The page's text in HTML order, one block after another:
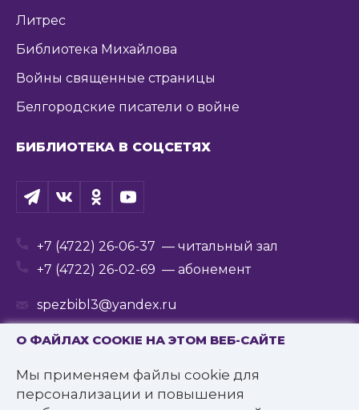
О ФАЙЛАХ COOKIE НА ЭТОМ ВЕБ-САЙТЕ
Мы применяем файлы cookie для
персонализации и повышения
Литрес
Библиотека Михайлова
Войны священные страницы
Белгородские писатели о войне
БИБЛИОТЕКА В СОЦСЕТЯХ
+7 (4722) 26-06-37 — читальный зал
+7 (4722) 26-02-69 — абонемент
spezbibl3@yandex.ru
© 2016—2022 Государственное бюджетное